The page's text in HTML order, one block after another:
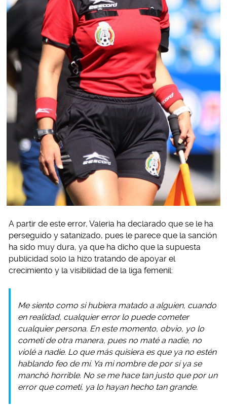
A partir de este error, Valeria ha declarado que se le ha
perseguido y satanizado, pues le parece que la sanción
ha sido muy dura, ya que ha dicho que la supuesta
publicidad solo la hizo tratando de apoyar el
crecimiento y la visibilidad de la liga femenil:
Me siento como si hubiera matado a alguien, cuando
en realidad, cualquier error lo puede cometer
cualquier persona. En este momento, obvio, yo lo
cometí de otra manera, pues no maté a nadie, no
violé a nadie. Lo que más quisiera es que ya no estén
hablando feo de mí. Ya mi nombre de por sí ya se
manchó horrible. No se me hace tan justo que por un
error que cometí, ya lo hayan hecho tan grande.